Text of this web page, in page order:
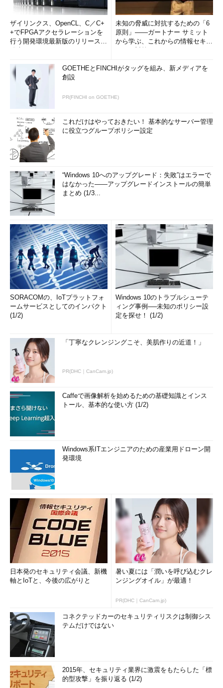
ザイリンクス、OpenCL、C／C+
+でFPGAアクセラレーションを
行う開発環境最新版のリリースを
未知の脅威に対抗するための「6
原則」――ガートナー サミット
から学ぶ、これからの情報セキュ
GOETHEとFINCHIがタッグを組み、新メディアを
創設
PR(FINCHI on GOETHE)
これだけはやっておきたい！ 基本的なサーバー管理
に役立つグループポリシー設定
“Windows 10へのアップグレード：失敗”はエラーで
はなかった――アップグレードインストールの簡単
まとめ (1/3...
SORACOMの、IoTプラットフォ
ームサービスとしてのインパクト
(1/2)
Windows 10のトラブルシューテ
ィング事例──未知のポリシー設
定を探せ！ (1/2)
「丁寧なクレンジングこそ、美肌作りの近道！」
PR(DHC｜CanCam.jp)
Caffeで画像解析を始めるための基礎知識とインス
トール、基本的な使い方 (1/2)
Windows系ITエンジニアのための産業用ドローン開
発環境
日本発のセキュリティ会議、新機
軸とIoTと、今後の広がりと
暑い夏には「潤いを呼び込むクレ
ンジングオイル」が最適！
PR(DHC｜CanCam.jp)
コネクテッドカーのセキュリティリスクは制御シス
テムだけではない
2015年、セキュリティ業界に激震をもたらした「標
的型攻撃」を振り返る (1/2)